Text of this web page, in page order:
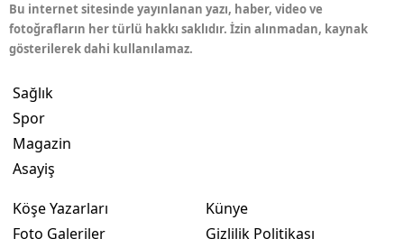
Bu internet sitesinde yayınlanan yazı, haber, video ve
fotoğrafların her türlü hakkı saklıdır. İzin alınmadan, kaynak
gösterilerek dahi kullanılamaz.
Sağlık
Spor
Magazin
Asayiş
Köşe Yazarları
Foto Galeriler
Künye
Gizlilik Politikası